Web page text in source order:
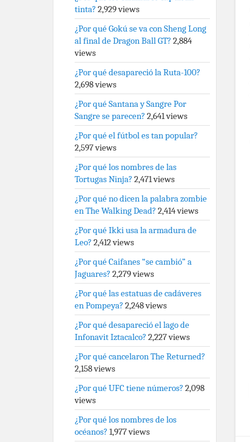
tinta? 2,929 views
¿Por qué Gokú se va con Sheng Long
al final de Dragon Ball GT? 2,884
views
¿Por qué desapareció la Ruta-100?
2,698 views
¿Por qué Santana y Sangre Por
Sangre se parecen? 2,641 views
¿Por qué el fútbol es tan popular?
2,597 views
¿Por qué los nombres de las
Tortugas Ninja? 2,471 views
¿Por qué no dicen la palabra zombie
en The Walking Dead? 2,414 views
¿Por qué Ikki usa la armadura de
Leo? 2,412 views
¿Por qué Caifanes “se cambió” a
Jaguares? 2,279 views
¿Por qué las estatuas de cadáveres
en Pompeya? 2,248 views
¿Por qué desapareció el lago de
Infonavit Iztacalco? 2,227 views
¿Por qué cancelaron The Returned?
2,158 views
¿Por qué UFC tiene números? 2,098
views
¿Por qué los nombres de los
océanos? 1,977 views